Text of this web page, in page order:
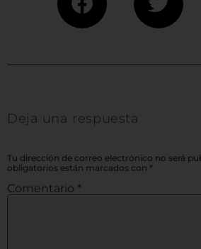
Deja una respuesta
Tu dirección de correo electrónico no será
obligatorios están marcados con *
Comentario *